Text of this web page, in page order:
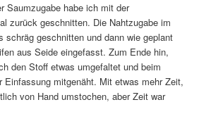
Saumzugabe habe ich mit der
zurück geschnitten. Die Nahtzugabe im
schräg geschnitten und dann wie geplant
aus Seide eingefasst. Zum Ende hin,
den Stoff etwas umgefaltet und beim
Einfassung mitgenäht. Mit etwas mehr Zeit,
von Hand umstochen, aber Zeit war